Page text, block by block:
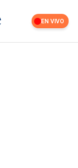
EN VIVO